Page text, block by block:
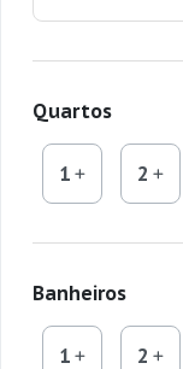
Quartos
1 2
Banheiros
1 2